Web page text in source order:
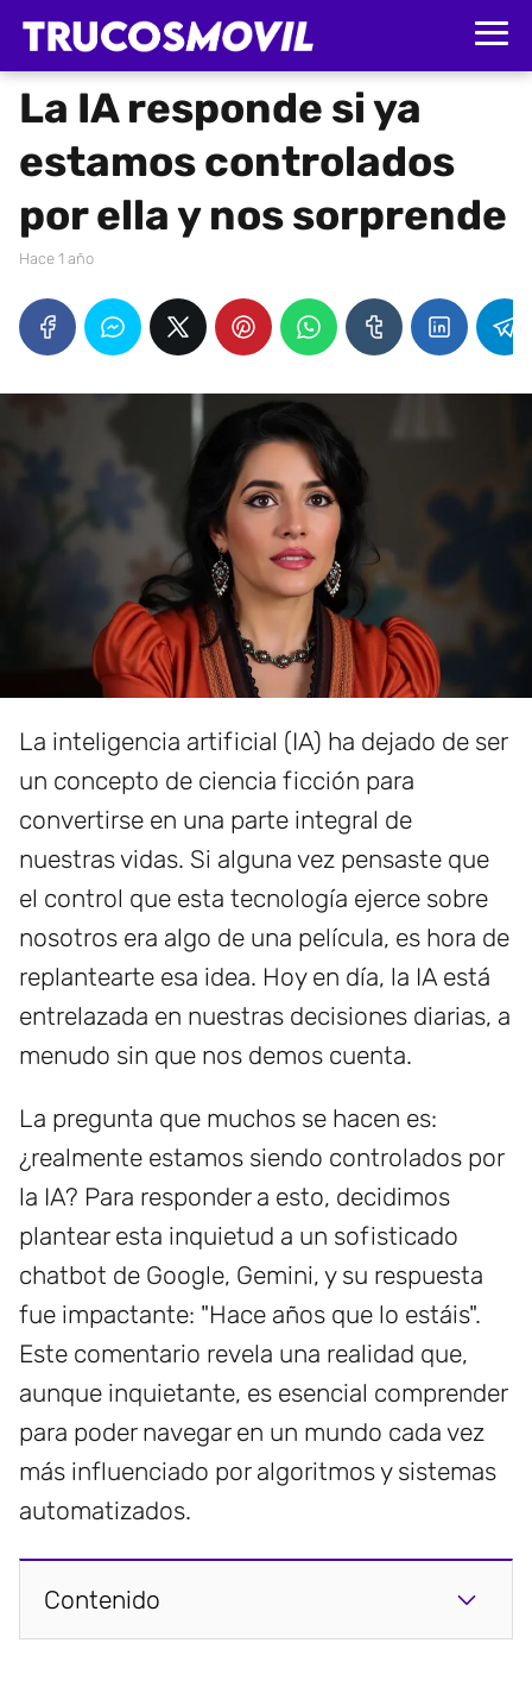
La IA responde si ya
estamos controlados
por ella y nos sorprende
hace 1 año
La inteligencia artificial (IA) ha dejado de ser
un concepto de ciencia ficción para
convertirse en una parte integral de
nuestras vidas. Si alguna vez pensaste que
el control que esta tecnología ejerce sobre
nosotros era algo de una película, es hora de
replantearte esa idea. Hoy en día, la IA está
entrelazada en nuestras decisiones diarias, a
menudo sin que nos demos cuenta.
La pregunta que muchos se hacen es:
¿realmente estamos siendo controlados por
la IA? Para responder a esto, decidimos
plantear esta inquietud a un sofisticado
chatbot de Google, Gemini, y su respuesta
fue impactante: "Hace años que lo estáis".
Este comentario revela una realidad que,
aunque inquietante, es esencial comprender
para poder navegar en un mundo cada vez
más influenciado por algoritmos y sistemas
automatizados.
Contenido